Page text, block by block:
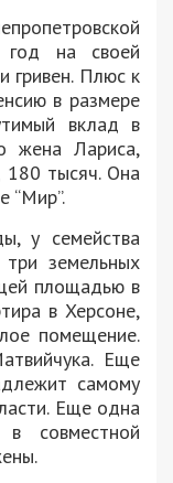
год на своей
гривен. Плюс к
в размере
вклад в
жена Лариса,
180 тысяч. Она
“Мир”.
у семейства
земельных
площадью в
в Херсоне,
помещение.
Еще
самому
Еще одна
совместной